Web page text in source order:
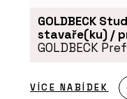
GOLDBECK
stavaře(ku) /
GOLDBECK
VÍCE NABÍDEK